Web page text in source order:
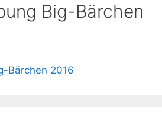
Big-Bärchen
Bärchen 2016